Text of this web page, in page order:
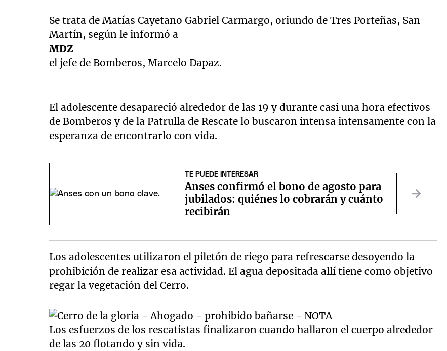
Se trata de Matías Cayetano Gabriel Carmargo, oriundo de Tres Porteñas, San
Martín, según le informó a
MDZ
el jefe de Bomberos, Marcelo Dapaz.
El adolescente desapareció alrededor de las 19 y durante casi una hora efectivos
de Bomberos y de la Patrulla de Rescate lo buscaron intensa intensamente con la
esperanza de encontrarlo con vida.
TE PUEDE INTERESAR
Anses confirmó el bono de agosto para
jubilados: quiénes lo cobrarán y cuánto
recibirán
Los adolescentes utilizaron el piletón de riego para refrescarse desoyendo la
prohibición de realizar esa actividad. El agua depositada allí tiene como objetivo
regar la vegetación del Cerro.
Los esfuerzos de los rescatistas finalizaron cuando hallaron el cuerpo alrededor
de las 20 flotando y sin vida.